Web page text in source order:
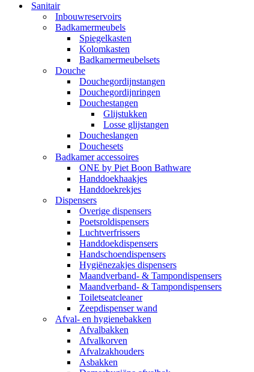
Sanitair
Inbouwreservoirs
Badkamermeubels
Spiegelkasten
Kolomkasten
Badkamermeubelsets
Douche
Douchegordijnstangen
Douchegordijnringen
Douchestangen
Glijstukken
Losse glijstangen
Doucheslangen
Douchesets
Badkamer accessoires
ONE by Piet Boon Bathware
Handdoekhaakjes
Handdoekrekjes
Dispensers
Overige dispensers
Poetsroldispensers
Luchtverfrissers
Handdoekdispensers
Handschoendispensers
Hygiënezakjes dispensers
Maandverband- & Tampondispensers
Maandverband- & Tampondispensers
Toiletseatcleaner
Zeepdispenser wand
Afval- en hygienebakken
Afvalbakken
Afvalkorven
Afvalzakhouders
Asbakken